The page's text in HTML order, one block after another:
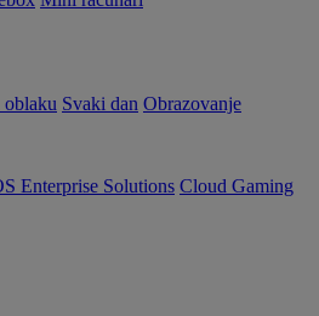
oblaku Svaki dan Obrazovanje
Enterprise Solutions Cloud Gaming